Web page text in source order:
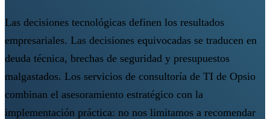
Las decisiones tecnológicas definen los resultados
empresariales. Las decisiones equivocadas se traducen en
deuda técnica, brechas de seguridad y presupuestos
malgastados. Los servicios de consultoría de TI de Opsio
combinan el asesoramiento estratégico con la
implementación práctica: no nos limitamos a recomendar